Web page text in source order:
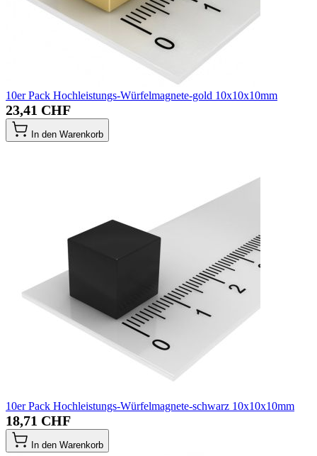
10er Pack Hochleistungs-Würfelmagnete-gold 10x10x10mm
23,41 CHF
In den Warenkorb
10er Pack Hochleistungs-Würfelmagnete-schwarz 10x10x10mm
18,71 CHF
In den Warenkorb